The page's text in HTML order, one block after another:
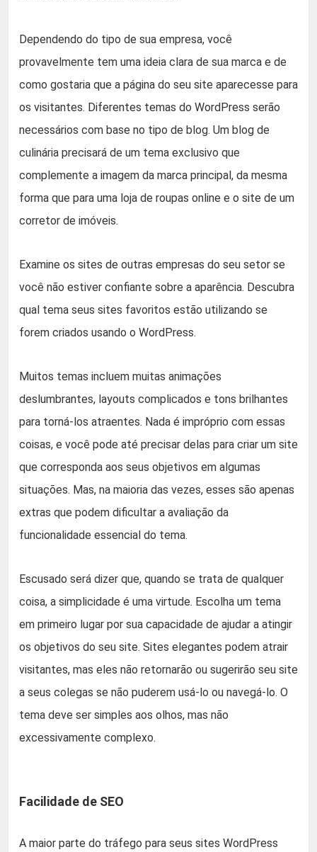
Dependendo do tipo de sua empresa, você
provavelmente tem uma ideia clara de sua marca e de
como gostaria que a página do seu site aparecesse para
os visitantes. Diferentes temas do WordPress serão
necessários com base no tipo de blog. Um blog de
culinária precisará de um tema exclusivo que
complemente a imagem da marca principal, da mesma
forma que para uma loja de roupas online e o site de um
corretor de imóveis.
Examine os sites de outras empresas do seu setor se
você não estiver confiante sobre a aparência. Descubra
qual tema seus sites favoritos estão utilizando se
forem criados usando o WordPress.
Muitos temas incluem muitas animações
deslumbrantes, layouts complicados e tons brilhantes
para torná-los atraentes. Nada é impróprio com essas
coisas, e você pode até precisar delas para criar um site
que corresponda aos seus objetivos em algumas
situações. Mas, na maioria das vezes, esses são apenas
extras que podem dificultar a avaliação da
funcionalidade essencial do tema.
Escusado será dizer que, quando se trata de qualquer
coisa, a simplicidade é uma virtude. Escolha um tema
em primeiro lugar por sua capacidade de ajudar a atingir
os objetivos do seu site. Sites elegantes podem atrair
visitantes, mas eles não retornarão ou sugerirão seu site
a seus colegas se não puderem usá-lo ou navegá-lo. O
tema deve ser simples aos olhos, mas não
excessivamente complexo.
Facilidade de SEO
A maior parte do tráfego para seus sites WordPress